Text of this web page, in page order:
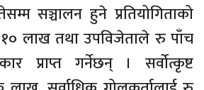
सञ्चालन हुने प्रतियोगिताको
लाख तथा उपविजेताले रु पाँच
प्राप्त गर्नेछन् । सर्वोत्कृष्ट